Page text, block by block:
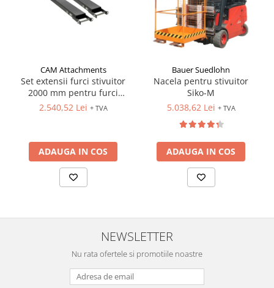
CAM Attachments
Set extensii furci stivuitor
2000 mm pentru furci
100x40 mm
2.540,52 Lei + TVA
ADAUGA IN COS
Bauer Suedlohn
Nacela pentru stivuitor
Siko-M
5.038,62 Lei + TVA
ADAUGA IN COS
NEWSLETTER
Nu rata ofertele si promotiile noastre